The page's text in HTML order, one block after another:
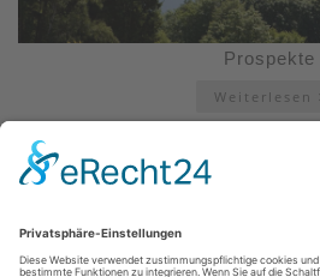
Prospekte
Weiterlesen
Impressum|Datenschutzerklärung|